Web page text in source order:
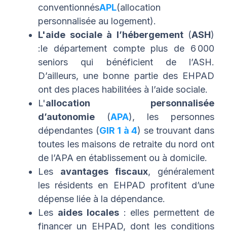
conventionnésAPL(allocation
personnalisée au logement).
L'aide sociale à l’hébergement(ASH)
:le département compte plus de 6 000
seniors qui bénéficient de l’ASH.
D’ailleurs, une bonne partie des EHPAD
ont des places habilitées à l’aide sociale.
L'allocation personnalisée
d’autonomie (APA), les personnes
dépendantes (GIR 1 à 4) se trouvant dans
toutes les maisons de retraite du nord ont
de l’APA en établissement ou à domicile.
Les avantages fiscaux, généralement
les résidents en EHPAD profitent d’une
dépense liée à la dépendance.
Les aides locales: elles permettent de
financer un EHPAD, dont les conditions